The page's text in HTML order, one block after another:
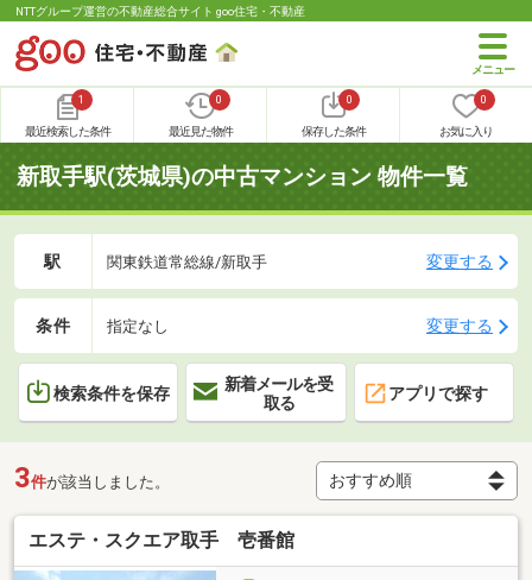
NTTグループ運営の不動産総合サイト goo住宅・不動産
1
最近検索した条件
0
最近見た物件
0
保存した条件
0
お気に入り
新取手駅(茨城県)の中古マンション 物件一覧
駅 関東鉄道常総線/新取手 変更する
条件 指定なし 変更する
検索条件を保存
新着メールを受
取る
アプリで探す
3件が該当しました。
エステ・スクエア取手 壱番館